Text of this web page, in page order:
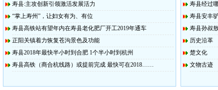
寿县:主攻创新引领激活发展活力
“掌上寿州”，让妇女有为、有位
寿县高铁站有望年内在寿县老化肥厂开工2019年通车
正阳关镇着力恢复苍沟景色及功能
寿县2018年最快半小时到合肥 1个半小时到杭州
寿县高铁（商合杭线路）或提前完成 最快可在2018……
寿县经过
寿县安丰
寿县孙叔
历史沿革
楚文化
文物古迹